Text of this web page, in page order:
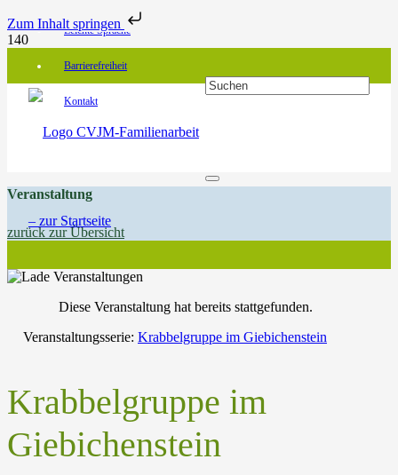
Zum Inhalt springen
Leichte Sprache
Barrierefreiheit
Kontakt
Veranstaltung
zurück zur Übersicht
Diese Veranstaltung hat bereits stattgefunden.
Veranstaltungsserie: Krabbelgruppe im Giebichenstein
Krabbelgruppe im
Giebichenstein